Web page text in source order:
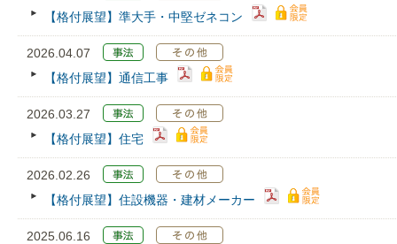
【格付展望】準大手・中堅ゼネコン
2026.04.07
【格付展望】通信工事
2026.03.27
【格付展望】住宅
2026.02.26
【格付展望】住設機器・建材メーカー
2025.06.16